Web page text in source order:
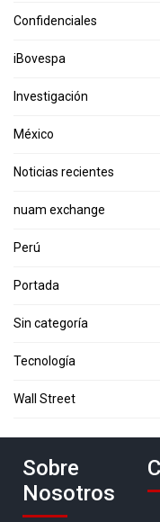
Confidenciales
iBovespa
Investigación
México
Noticias recientes
nuam exchange
Perú
Portada
Sin categoría
Tecnología
Wall Street
Sobre
Nosotros